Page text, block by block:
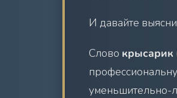
И давайте
Слово крысарик
уменьшительно-